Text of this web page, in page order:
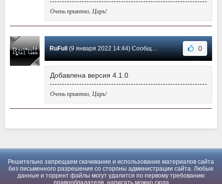
Очень приятно, Царь!
RuFull(9 января 2022 14:44) Сообщение #1 0
Добавлена версия 4.1.0
Очень приятно, Царь!
Решительно запрещаем скачивание и использование материалов сайта
без письменного разрешения со стороны администрации сайта. Любые
данные и торрент файлы могут удалится по первому требованию
правообладателя, написать можно сюда